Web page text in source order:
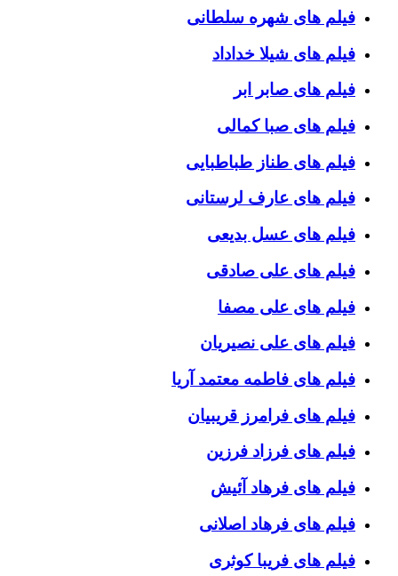
فیلم های شهره سلطانی
فیلم های شیلا خداداد
فیلم های صابر ابر
فیلم های صبا کمالی
فیلم های طناز طباطبایی
فیلم های عارف لرستانی
فیلم های عسل بدیعی
فیلم های علی صادقی
فیلم های علی مصفا
فیلم های علی نصیریان
فیلم های فاطمه معتمد آریا
فیلم های فرامرز قریبیان
فیلم های فرزاد فرزین
فیلم های فرهاد آئیش
فیلم های فرهاد اصلانی
فیلم های فریبا کوثری